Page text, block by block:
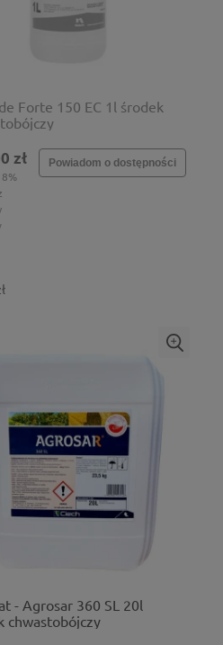
Forte 150 EC 1l środek
zł Powiadom o dostępności
- Agrosar 360 SL 20l
chwastobójczy